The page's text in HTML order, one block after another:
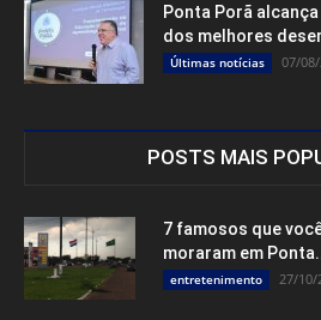
Ponta Porã
dos melhores
Últimas notícias 07/
POSTS MAIS
7 famosos que
moraram em
entretenimento 27/10/